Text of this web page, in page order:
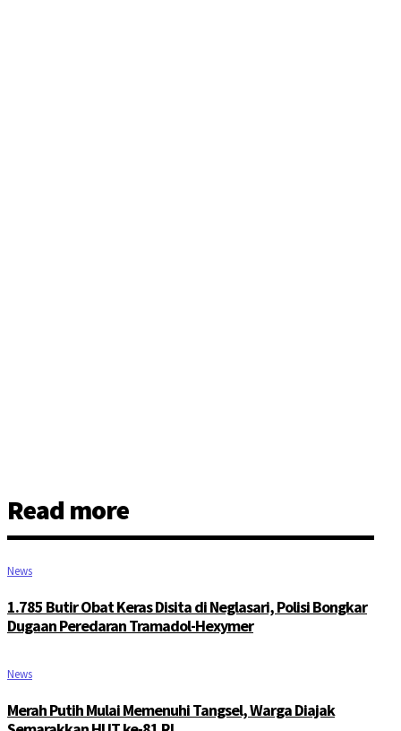
Read more
News
1.785 Butir Obat Keras Disita di Neglasari, Polisi Bongkar
Dugaan Peredaran Tramadol-Hexymer
News
Merah Putih Mulai Memenuhi Tangsel, Warga Diajak